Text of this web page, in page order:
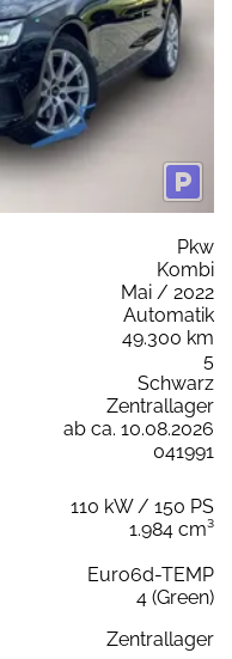
Pkw
Kombi
Mai / 2022
Automatik
49.300 km
5
Schwarz
Zentrallager
ab ca. 10.08.2026
041991
110 kW / 150 PS
1.984 cm³
Euro6d-TEMP
4 (Green)
Zentrallager